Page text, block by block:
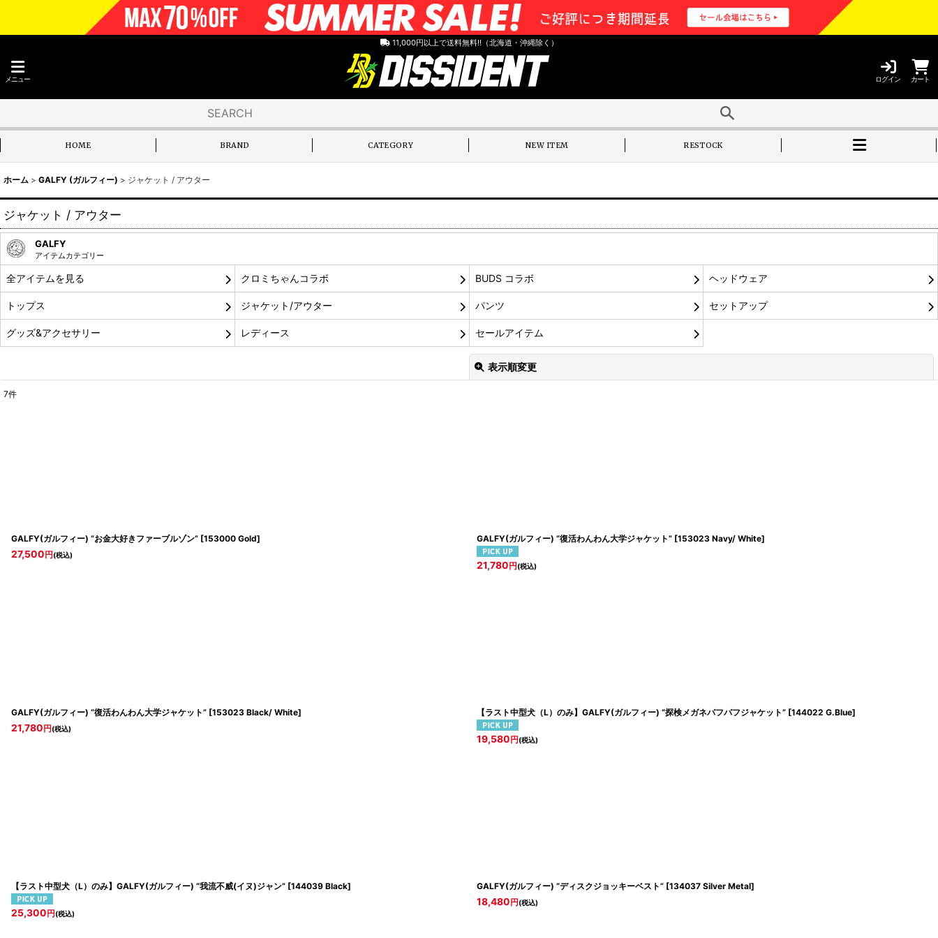
11,000円以上で送料無料!!（北海道・沖縄除く）
メニュー ログイン カート
HOME BRAND CATEGORY NEW ITEM RESTOCK
ホーム > GALFY (ガルフィー) > ジャケット / アウター
ジャケット / アウター
GALFY
アイテムカテゴリー
全アイテムを見る クロミちゃんコラボ BUDS コラボ ヘッドウェア
トップス ジャケット/アウター パンツ セットアップ
グッズ&アクセサリー レディース セールアイテム
表示順変更
7件
GALFY(ガルフィー) “お金大好きファーブルゾン” [153000 Gold]
27,500 円 (税込)
GALFY(ガルフィー) “復活わんわん大学ジャケット” [153023 Navy/ White]
21,780 円 (税込)
GALFY(ガルフィー) “復活わんわん大学ジャケット” [153023 Black/ White]
21,780 円 (税込)
【ラスト中型犬（L）のみ】GALFY(ガルフィー) “探検メガネパフパフジャケット” [144022 G.Blue]
19,580 円 (税込)
【ラスト中型犬（L）のみ】GALFY(ガルフィー) “我流不威(イヌ)ジャン” [144039 Black]
25,300 円 (税込)
GALFY(ガルフィー) “ディスクジョッキーベスト” [134037 Silver Metal]
18,480 円 (税込)